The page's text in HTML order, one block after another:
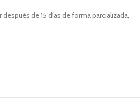
de 15 días de forma parcializada,